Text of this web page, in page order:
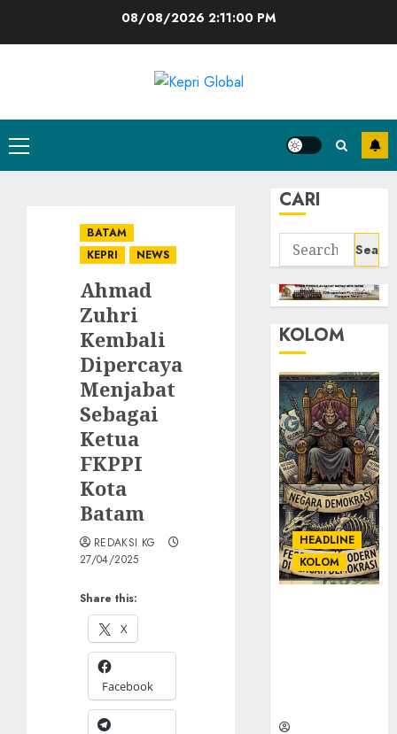
08/08/20262:11:01 PM
Primary
Menu
BATAM
KEPRI
NEWS
Ahmad
Zuhri
Kembali
Dipercaya
Menjabat
Sebagai
Ketua
FKPPI
Kota
Batam
Share this:
X
Facebook
REDAKSI KG
27/04/2025
CARI
Search
for:
KOLOM
HEADLINE
KOLOM